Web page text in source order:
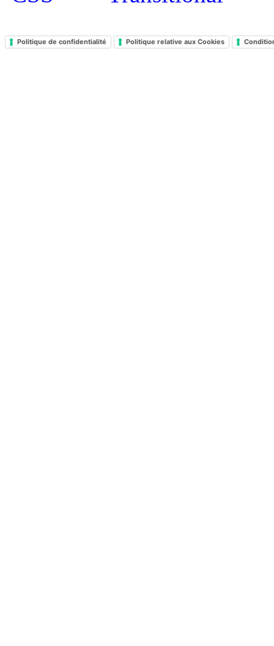
Politique de confidentialité Politique relative aux Cookies